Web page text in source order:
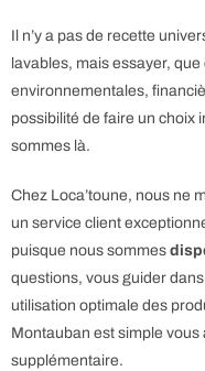
Il n’y a pas de recette
lavables, mais essayer,
environnementales,
possibilité de faire un choix
sommes là.
Chez Loca’toune, nous ne
un service client
puisque nous sommes
questions, vous guider
utilisation optimale des
Montauban est simple vous
supplémentaire.